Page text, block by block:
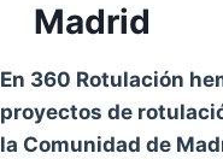
Madrid
En 360 Rotulación
proyectos de
la Comunidad de